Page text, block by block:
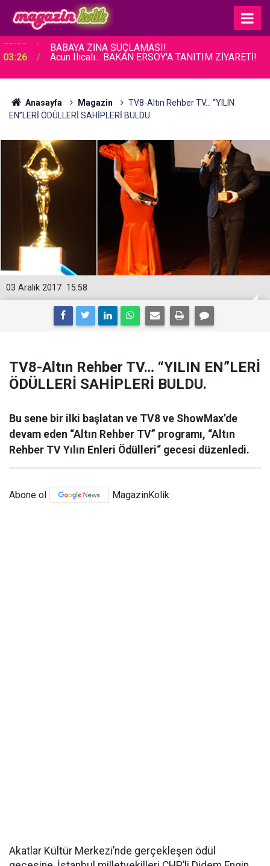
03:26 Acun Ilıcalı... BAKAN ERSOY'A TANITIM ZİYARETİ!
Anasayfa Magazin
TV8-Altın Rehber TV… “YILIN
EN”LERİ ÖDÜLLERİ SAHİPLERİ BULDU.
15:58
03 Aralık 2017
TV8-Altın Rehber TV… “YILIN EN”LERİ
ÖDÜLLERİ SAHİPLERİ BULDU.
Bu sene bir ilki başlatan ve TV8 ve ShowMax’de
devam eden “Altın Rehber TV” programı, “Altın
Rehber TV Yılın Enleri Ödülleri“ gecesi düzenledi.
Abone ol MagazinKolik
Akatlar Kültür Merkezi’nde gerçekleşen ödül